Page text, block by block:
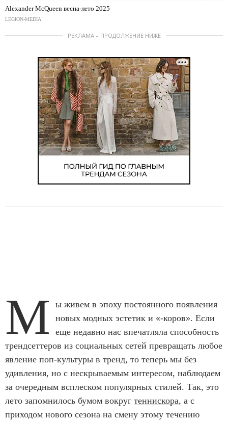
Alexander McQueen весна-лето 2025
LEGION-MEDIA
РЕКЛАМА – ПРОДОЛЖЕНИЕ НИЖЕ
М
ы живем в эпоху постоянного появления
новых модных эстетик и «-коров». Если
еще недавно нас впечатляла способность
трендсеттеров из социальных сетей превращать любое
явление поп-культуры в тренд, то теперь мы без
удивления, но с нескрываемым интересом, наблюдаем
за очередным всплеском популярных стилей. Так, это
лето запомнилось бумом вокруг теннискора, а с
приходом нового сезона на смену этому течению